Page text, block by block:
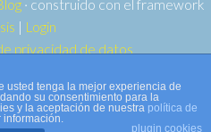
· construido con el framework
| Login
privacidad de datos
·Acceder
usted tenga la mejor experiencia de
su consentimiento para la
y la aceptación de nuestra política de
información.
plugin cookies